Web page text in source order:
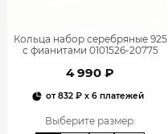
Кольца набор серебряные 925
с фианитами 0101526-20775
4 990 ₽
от832 ₽ x 6 платежей
Выберите размер: